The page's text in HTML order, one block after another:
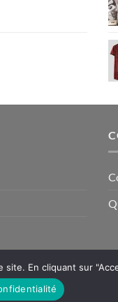
€
En cliquant sur